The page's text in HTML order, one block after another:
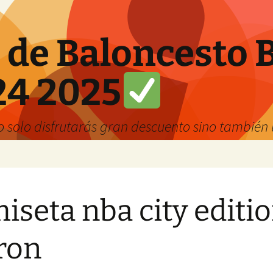
Baloncesto
2025
solo disfrutarás gran descuento sino también
nba city